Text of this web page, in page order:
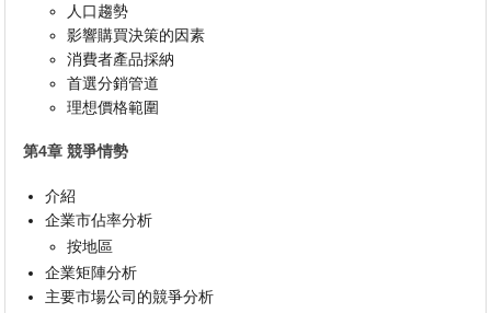
人口趨勢
影響購買決策的因素
消費者產品採納
首選分銷管道
理想價格範圍
第4章 競爭情勢
介紹
企業市佔率分析
按地區
企業矩陣分析
主要市場公司的競爭分析